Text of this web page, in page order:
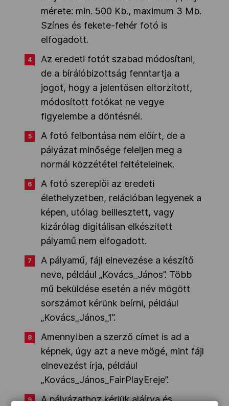
mérete: min. 500 Kb., maximum 3 Mb.
Színes és fekete-fehér fotó is
elfogadott.
Az eredeti fotót szabad módosítani,
de a bírálóbizottság fenntartja a
jogot, hogy a jelentősen eltorzított,
módosított fotókat ne vegye
figyelembe a döntésnél.
A fotó felbontása nem előírt, de a
pályázat minősége feleljen meg a
normál közzététel feltételeinek.
A fotó szereplői az eredeti
élethelyzetben, relációban legyenek a
képen, utólag beillesztett, vagy
kizárólag digitálisan elkészített
pályamű nem elfogadott.
A pályamű, fájl elnevezése a készítő
neve, például „Kovács_János”. Több
mű beküldése esetén a név mögött
sorszámot kérünk beírni, például
„Kovács_János_1”.
Amennyiben a szerző címet is ad a
képnek, úgy azt a neve mögé, mint fájl
elnevezést írja, például
„Kovács_János_FairPlayEreje”.
A pályázathoz kérjük aláírva és